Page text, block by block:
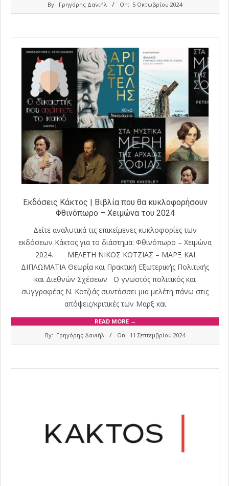
By: Γρηγόρης Δανιήλ On: 5 Οκτωβρίου 2024
Εκδόσεις Κάκτος | Βιβλία που θα κυκλοφορήσουν
Φθινόπωρο – Χειμώνα του 2024
Δείτε αναλυτικά τις επικείμενες κυκλοφορίες των
εκδόσεων Κάκτος για το διάστημα: Φθινόπωρο – Χειμώνα
2024. ΜΕΛΕΤΗ ΝΙΚΟΣ ΚΟΤΖΙΑΣ – ΜΑΡΞ ΚΑΙ
ΔΙΠΛΩΜΑΤΙΑ Θεωρία και Πρακτική Εξωτερικής Πολιτικής
και Διεθνών Σχέσεων Ο γνωστός πολιτικός και
συγγραφέας Ν. Κοτζιάς συντάσσει μια μελέτη πάνω στις
απόψεις/κριτικές των Μαρξ και
READ MORE →
By: Γρηγόρης Δανιήλ On: 11 Σεπτεμβρίου 2024